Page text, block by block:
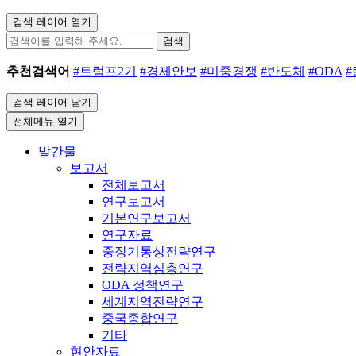
검색 레이어 열기
검색
추천검색어 #트럼프2기 #경제안보 #미중경쟁 #반도체 #ODA #
검색 레이어 닫기
전체메뉴 열기
발간물
보고서
전체보고서
연구보고서
기본연구보고서
연구자료
중장기통상전략연구
전략지역심층연구
ODA 정책연구
세계지역전략연구
중국종합연구
기타
현안자료